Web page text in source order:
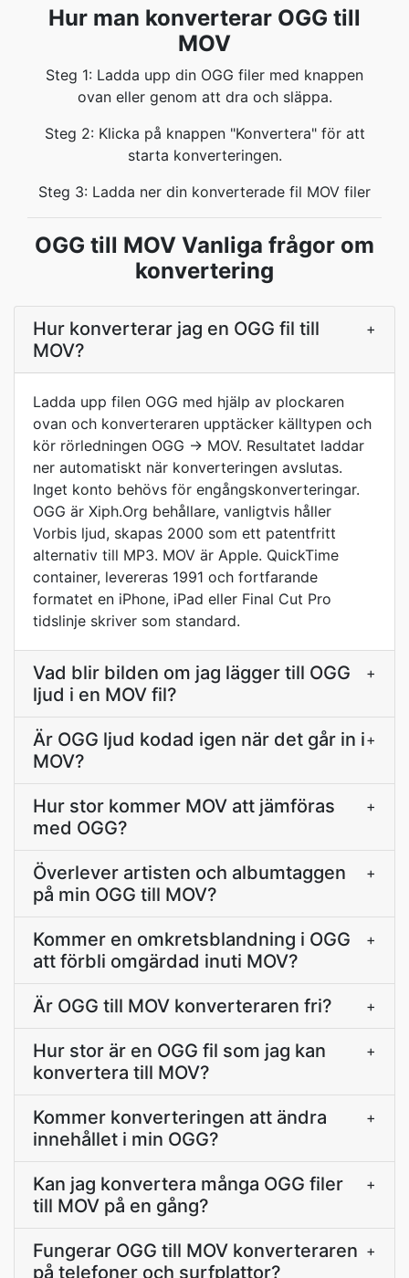
Hur man konverterar OGG till
MOV
Steg 1: Ladda upp din OGG filer med knappen
ovan eller genom att dra och släppa.
Steg 2: Klicka på knappen "Konvertera" för att
starta konverteringen.
Steg 3: Ladda ner din konverterade fil MOV filer
OGG till MOV Vanliga frågor om
konvertering
Hur konverterar jag en OGG fil till
MOV?
+
Ladda upp filen OGG med hjälp av plockaren
ovan och konverteraren upptäcker källtypen och
kör rörledningen OGG → MOV. Resultatet laddar
ner automatiskt när konverteringen avslutas.
Inget konto behövs för engångskonverteringar.
OGG är Xiph.Org behållare, vanligtvis håller
Vorbis ljud, skapas 2000 som ett patentfritt
alternativ till MP3. MOV är Apple. QuickTime
container, levereras 1991 och fortfarande
formatet en iPhone, iPad eller Final Cut Pro
tidslinje skriver som standard.
Vad blir bilden om jag lägger till OGG
ljud i en MOV fil?
+
Är OGG ljud kodad igen när det går in i
MOV?
+
Hur stor kommer MOV att jämföras
med OGG?
+
Överlever artisten och albumtaggen
på min OGG till MOV?
+
Kommer en omkretsblandning i OGG
att förbli omgärdad inuti MOV?
+
Är OGG till MOV konverteraren fri? +
Hur stor är en OGG fil som jag kan
konvertera till MOV?
+
Kommer konverteringen att ändra
innehållet i min OGG?
+
Kan jag konvertera många OGG filer
till MOV på en gång?
+
Fungerar OGG till MOV konverteraren
på telefoner och surfplattor?
+